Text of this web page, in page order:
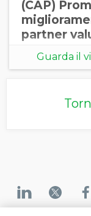
(CAP)
partner
Guarda il